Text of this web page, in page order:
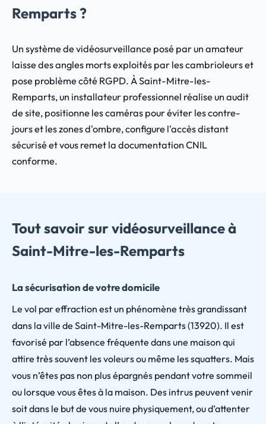
Remparts ?
Un système de vidéosurveillance posé par un amateur
laisse des angles morts exploités par les cambrioleurs et
pose problème côté RGPD. À Saint-Mitre-les-
Remparts, un installateur professionnel réalise un audit
de site, positionne les caméras pour éviter les contre-
jours et les zones d'ombre, configure l'accès distant
sécurisé et vous remet la documentation CNIL
conforme.
Tout savoir sur vidéosurveillance à
Saint-Mitre-les-Remparts
La sécurisation de votre domicile
Le vol par effraction est un phénomène très grandissant
dans la ville de Saint-Mitre-les-Remparts (13920). Il est
favorisé par l’absence fréquente dans une maison qui
attire très souvent les voleurs ou même les squatters. Mais
vous n’êtes pas non plus épargnés pendant votre sommeil
ou lorsque vous êtes à la maison. Des intrus peuvent venir
soit dans le but de vous nuire physiquement, ou d’attenter